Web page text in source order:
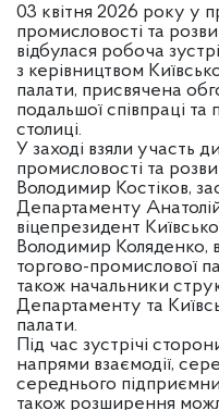
03 квітня 2026 року у
промисловості та
відбулася робоча
з керівництвом
палати, присвячена
подальшої співпраці
столиці.
У заході взяли участь
промисловості та
Володимир Костіков,
Департаменту
віцепрезидент
Володимир Коляденко,
торгово-промислової
також начальники
Департаменту та
палати.
Під час зустрічі
напрями взаємодії,
середнього
також розширення